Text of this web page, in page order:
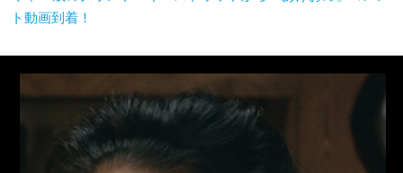
ト動画到着！